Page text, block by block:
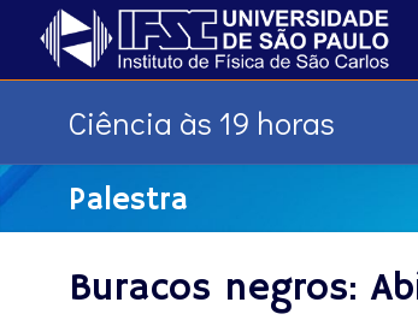
Ciência às 19 horas
Palestra
Buracos negros: